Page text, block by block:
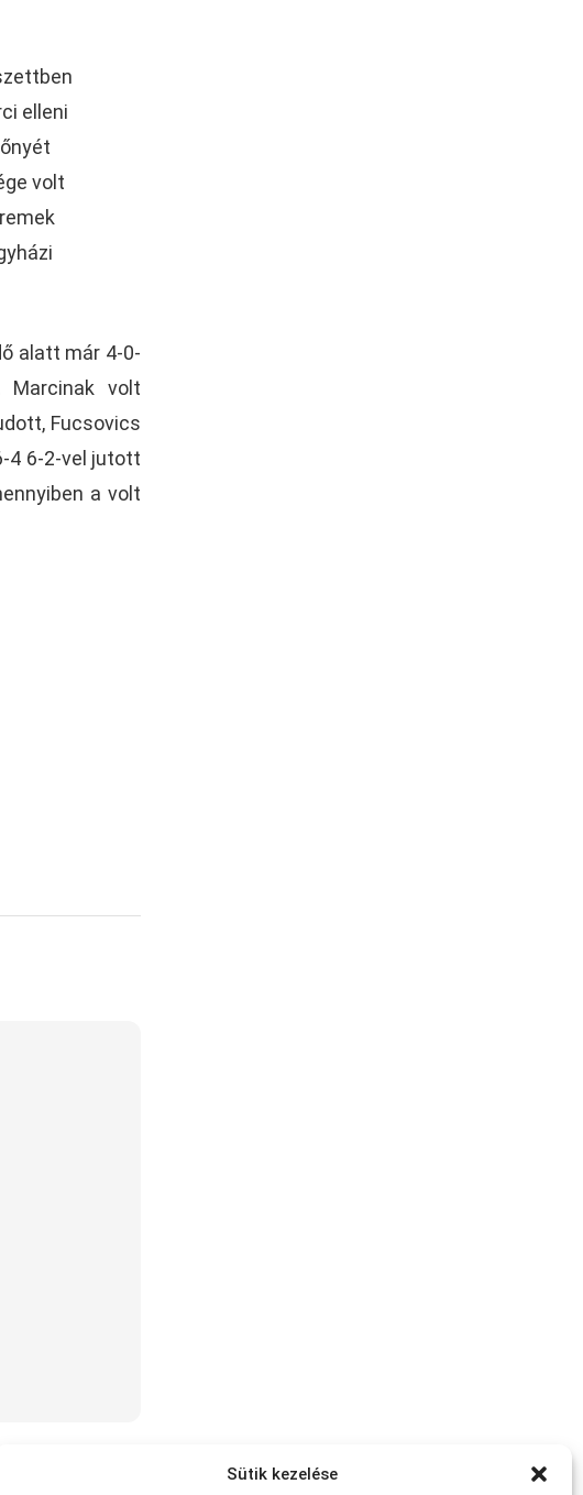
Sütik kezelése
elleni
volt
alatt már 4-0-
volt
Fucsovics
4 6-2-vel jutott
a volt